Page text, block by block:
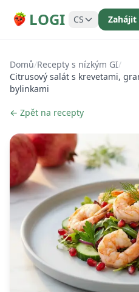
LOGI CS
Domů/Recepty s nízkým GI/
Citrusový salát s krevetami,
bylinkami
← Zpět na recepty